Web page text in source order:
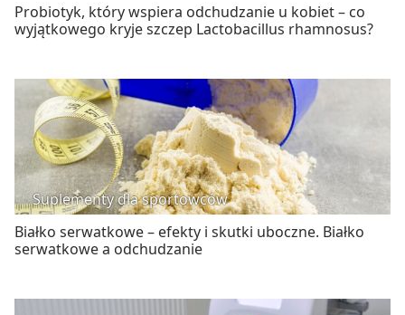
Probiotyk, który wspiera odchudzanie u kobiet – co
wyjątkowego kryje szczep Lactobacillus rhamnosus?
Suplementy dla sportowców
Białko serwatkowe – efekty i skutki uboczne. Białko
serwatkowe a odchudzanie